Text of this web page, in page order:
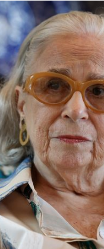
de Romeu Zema
Lula à Presidência